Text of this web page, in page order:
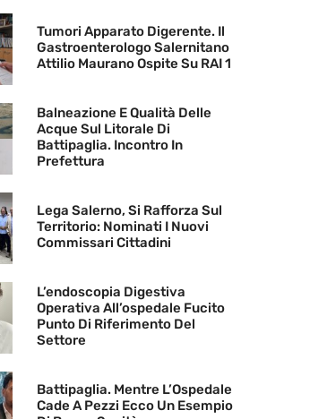
Tumori Apparato Digerente. Il
Gastroenterologo Salernitano
Attilio Maurano Ospite Su RAI 1
Balneazione E Qualità Delle
Acque Sul Litorale Di
Battipaglia. Incontro In
Prefettura
Lega Salerno, Si Rafforza Sul
Territorio: Nominati I Nuovi
Commissari Cittadini
L’endoscopia Digestiva
Operativa All’ospedale Fucito
Punto Di Riferimento Del
Settore
Battipaglia. Mentre L’Ospedale
Cade A Pezzi Ecco Un Esempio